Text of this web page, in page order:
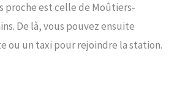
proche est celle de Moûtiers-
De là, vous pouvez ensuite
ou un taxi pour rejoindre la station.